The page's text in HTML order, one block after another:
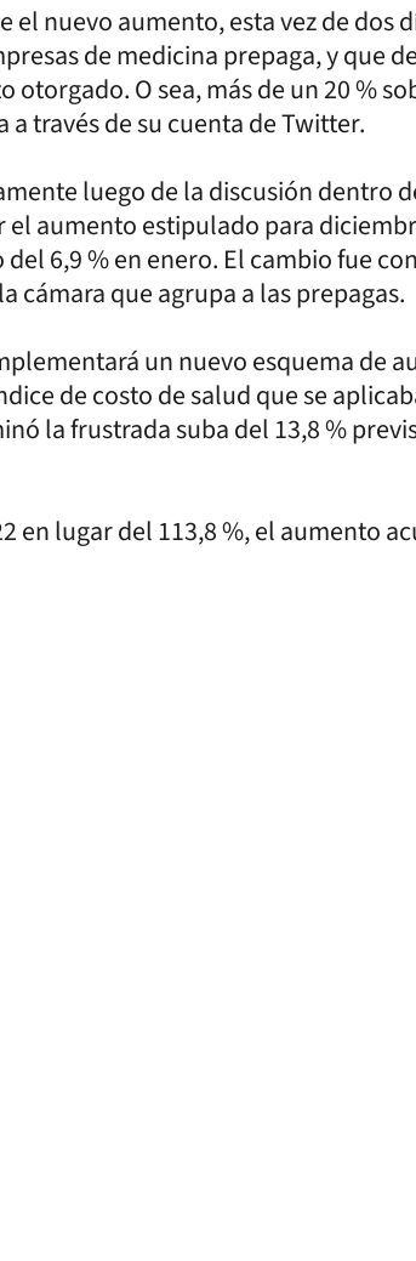
nuevo aumento, esta vez de dos
de medicina prepaga, y que
otorgado. O sea, más de un 20 %
través de su cuenta de Twitter.
luego de la discusión dentro
aumento estipulado para
6,9 % en enero. El cambio fue
cámara que agrupa a las prepagas.
un nuevo esquema de
de costo de salud que se
la frustrada suba del 13,8 %
en lugar del 113,8 %, el aumento